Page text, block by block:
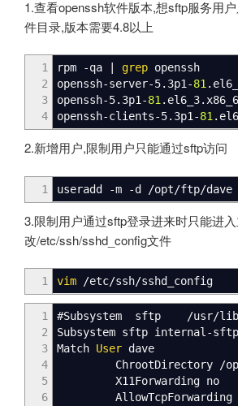
1.查看openssh软件版本,想sftp服务用
件目录,版本需要4.8以上
1
2
3
4
rpm -qa grep openssh
openssh-server-5.3p1-81
openssh-5.3p1-81
openssh-clients-5.3p1-81
2.新增用户,限制用户只能通过sftp访问
1 useradd -m -d /opt/ftp/dave
3.限制用户通过sftp登录进来时只能进
改/etc/ssh/sshd_config文件
1 vim /etc/ssh/sshd_config
1
2
3
4
5
6
#Subsystem sftp /usr/
Subsystem sftp internal-sftp
Match User dave
ChrootDirectory /
X11Forwarding no
AllowTcpForwarding